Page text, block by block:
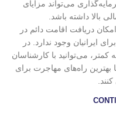
سرمایه‌گذاری می‌تواند مزایای
بالا داشته باشد.
دریافت اقامت دائم در
ایرانیان وجود ندارد. در
کمتر، می‌توانید با کارشناسان
راه‌های مهاجرت برای